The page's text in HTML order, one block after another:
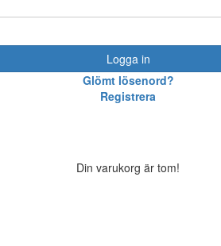
Logga in
Glömt lösenord?
Registrera
Din varukorg är tom!